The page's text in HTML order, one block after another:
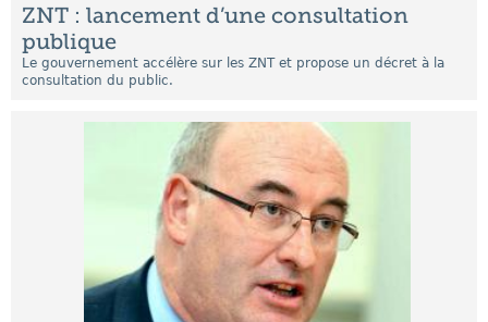
ZNT : lancement d’une consultation
publique
Le gouvernement accélère sur les ZNT et propose un décret à la
consultation du public.